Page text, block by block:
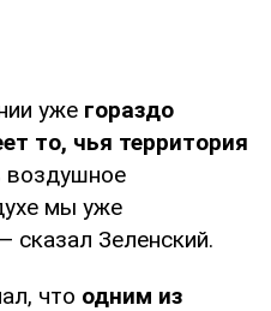
уже гораздо
то, чья территория
мы уже
сказал Зеленский.
что одним из